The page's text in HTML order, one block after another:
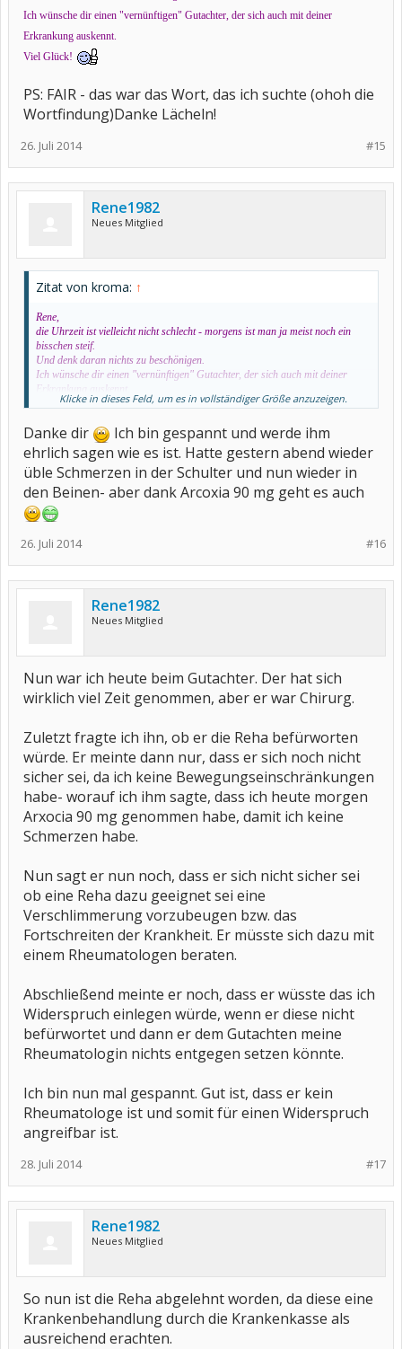
Ich wünsche dir einen "vernünftigen" Gutachter, der sich auch mit deiner
Erkrankung auskennt.
Viel Glück!
PS: FAIR - das war das Wort, das ich suchte (ohoh die
Wortfindung)Danke Lächeln!
#15
26. Juli 2014
Rene1982
Neues Mitglied
Zitat von kroma: ↑
Rene,
die Uhrzeit ist vielleicht nicht schlecht - morgens ist man ja meist noch ein
bisschen steif.
Und denk daran nichts zu beschönigen.
Ich wünsche dir einen "vernünftigen" Gutachter, der sich auch mit deiner
Erkrankung auskennt.
Viel Glück!Klicke in dieses Feld, um es in vollständiger Größe anzuzeigen.
Danke dir
Ich bin gespannt und werde ihm
ehrlich sagen wie es ist. Hatte gestern abend wieder
üble Schmerzen in der Schulter und nun wieder in
den Beinen- aber dank Arcoxia 90 mg geht es auch
#16
26. Juli 2014
Rene1982
Neues Mitglied
Nun war ich heute beim Gutachter. Der hat sich
wirklich viel Zeit genommen, aber er war Chirurg.
Zuletzt fragte ich ihn, ob er die Reha befürworten
würde. Er meinte dann nur, dass er sich noch nicht
sicher sei, da ich keine Bewegungseinschränkungen
habe- worauf ich ihm sagte, dass ich heute morgen
Arxocia 90 mg genommen habe, damit ich keine
Schmerzen habe.
Nun sagt er nun noch, dass er sich nicht sicher sei
ob eine Reha dazu geeignet sei eine
Verschlimmerung vorzubeugen bzw. das
Fortschreiten der Krankheit. Er müsste sich dazu mit
einem Rheumatologen beraten.
Abschließend meinte er noch, dass er wüsste das ich
Widerspruch einlegen würde, wenn er diese nicht
befürwortet und dann er dem Gutachten meine
Rheumatologin nichts entgegen setzen könnte.
Ich bin nun mal gespannt. Gut ist, dass er kein
Rheumatologe ist und somit für einen Widerspruch
angreifbar ist.
#17
28. Juli 2014
Rene1982
Neues Mitglied
So nun ist die Reha abgelehnt worden, da diese eine
Krankenbehandlung durch die Krankenkasse als
ausreichend erachten.